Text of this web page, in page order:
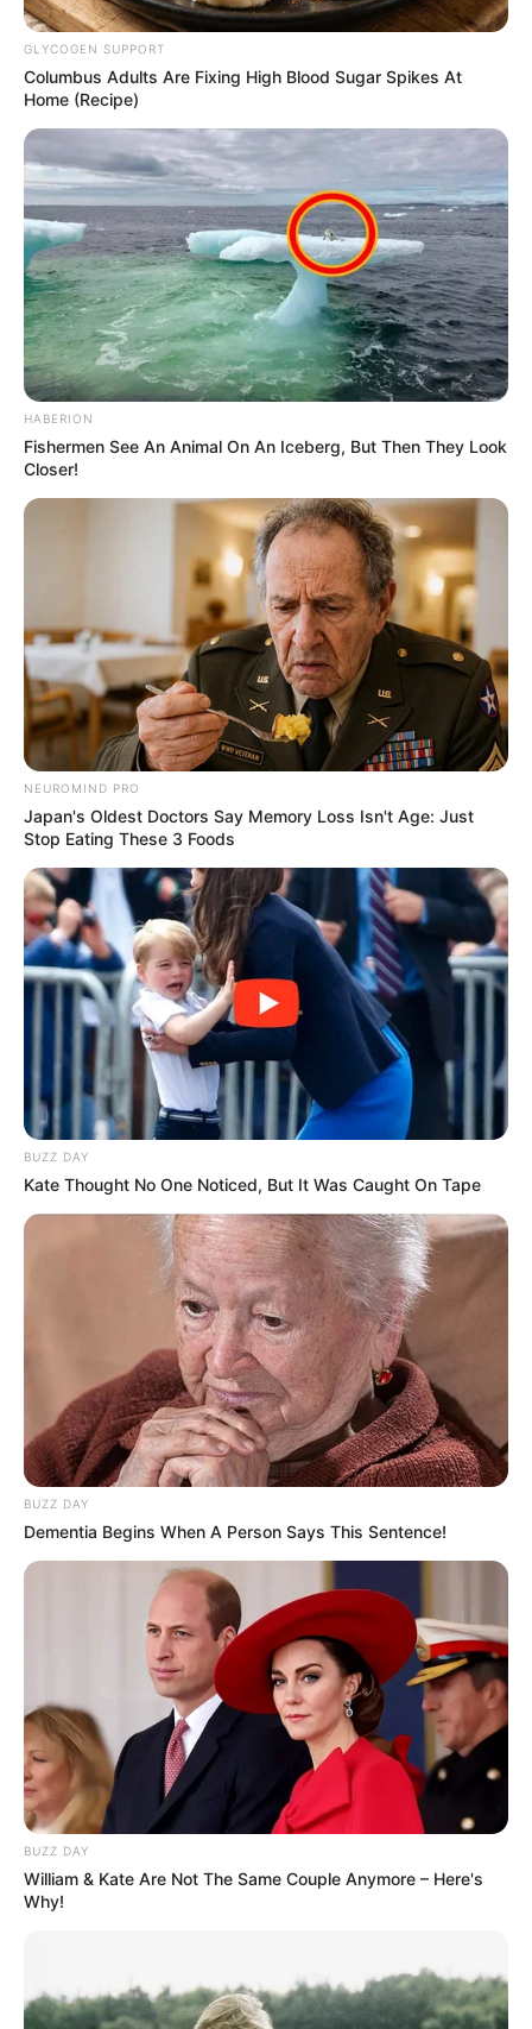
TAGS
ΑΥΤΟΚΙΝΗΤΟ
GLYCOGEN SUPPORT
Columbus Adults Are Fixing High Blood Sugar Spikes At
Home (Recipe)
HABERION
Fishermen See An Animal On An Iceberg, But Then They Look
Closer!
NEUROMIND PRO
Japan's Oldest Doctors Say Memory Loss Isn't Age: Just
Stop Eating These 3 Foods
BUZZ DAY
Kate Thought No One Noticed, But It Was Caught On Tape
BUZZ DAY
Dementia Begins When A Person Says This Sentence!
BUZZ DAY
William & Kate Are Not The Same Couple Anymore – Here's
Why!